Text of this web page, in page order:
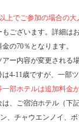
上でご参加の場合の
ございます。詳細は
の70％となります。
ー内容が変更される
4-11歳ですが、一部
一部ホテルは追加料金
は、ご宿泊ホテル（下
、チャウエンノイ、